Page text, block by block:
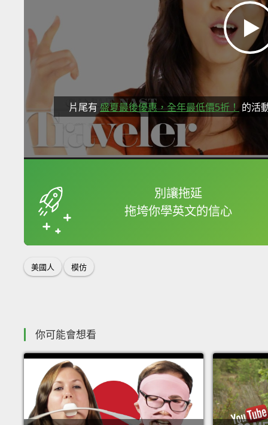
片尾有 盛夏最後優惠，全年最低價5折！ 的活
別讓拖延
拖垮你學英文的信心
框選或點兩下字幕可
美國人 模仿
你可能會想看